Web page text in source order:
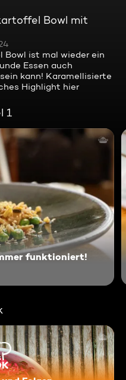
Bowl mit
Bowl ist mal wieder ein
Essen auch
kann! Karamellisierte
Highlight hier
1
funktioniert!